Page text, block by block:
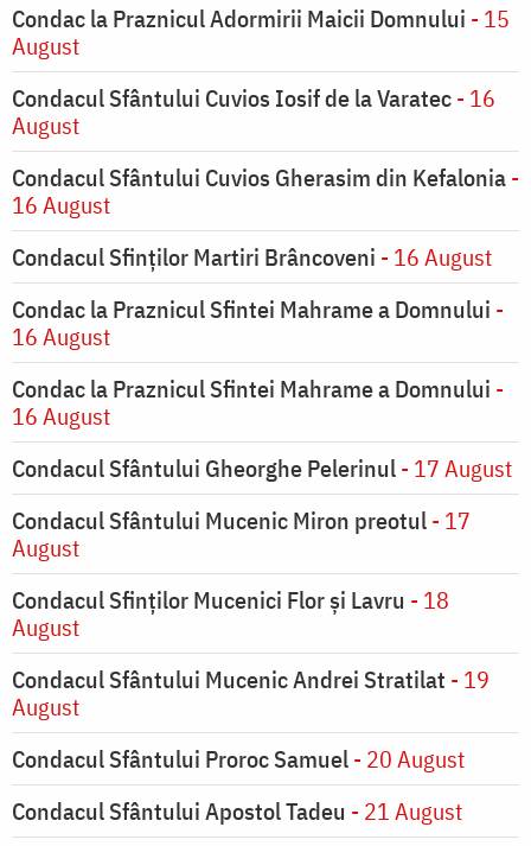
Condac la Praznicul Adormirii Maicii Domnului - 15
August
Condacul Sfântului Cuvios Iosif de la Varatec- 16
August
Condacul Sfântului Cuvios Gherasim din Kefalonia-
16 August
Condacul Sfinților Martiri Brâncoveni - 16 August
Condac la Praznicul Sfintei Mahrame a Domnului -
16 August
Condac la Praznicul Sfintei Mahrame a Domnului -
16 August
Condacul Sfântului Gheorghe Pelerinul- 17 August
Condacul Sfântului Mucenic Miron preotul- 17
August
Condacul Sfinţilor Mucenici Flor şi Lavru - 18
August
Condacul Sfântului Mucenic Andrei Stratilat - 19
August
Condacul Sfântului Proroc Samuel- 20 August
Condacul Sfântului Apostol Tadeu - 21 August